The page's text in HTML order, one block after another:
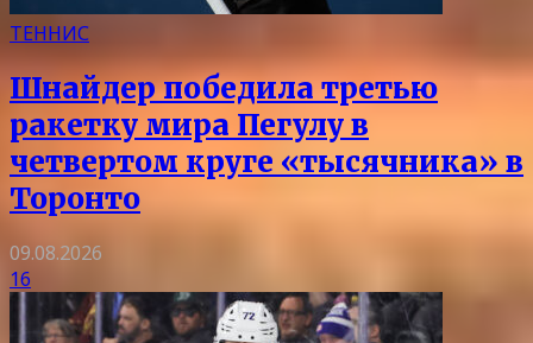
ТЕННИС
Шнайдер победила третью
ракетку мира Пегулу в
четвертом круге «тысячника» в
Торонто
09.08.2026
16